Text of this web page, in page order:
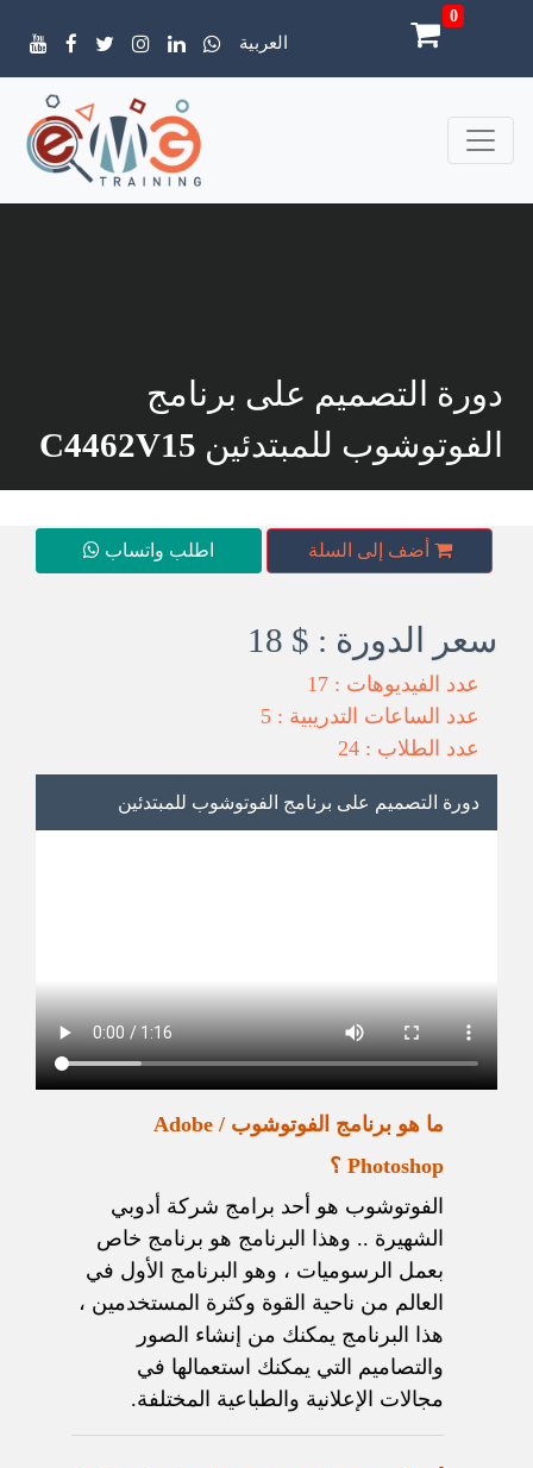
العربية
0
دورة التصميم على برنامج
الفوتوشوب للمبتدئين C4462V15
اطلب واتساب
18 $ : سعر الدورة
عدد الفيديوهات : 17
عدد الساعات التدريبية : 5
عدد الطلاب : 24
دورة التصميم على برنامج الفوتوشوب للمبتدئين
ما هو برنامج الفوتوشوب / Adobe
Photoshop ؟
الفوتوشوب هو أحد برامج شركة أدوبي
الشهيرة .. وهذا البرنامج هو برنامج خاص
بعمل الرسوميات ، وهو البرنامج الأول في
العالم من ناحية القوة وكثرة المستخدمين ،
هذا البرنامج يمكنك من إنشاء الصور
والتصاميم التي يمكنك استعمالها في
مجالات الإعلانية والطباعية المختلفة.